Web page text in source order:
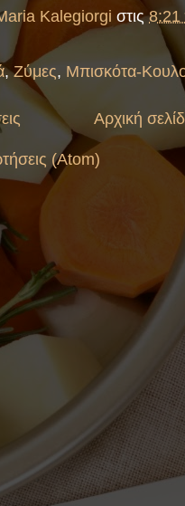
Kalegiorgi στις8:21
,Ζύμες, Μπισκότα-
Αρχική
(Atom)